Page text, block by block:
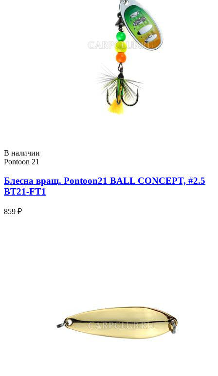
В наличии
Pontoon 21
Блесна вращ. Pontoon21 BALL CONCEPT, #2.5
BT21-FT1
859 ₽